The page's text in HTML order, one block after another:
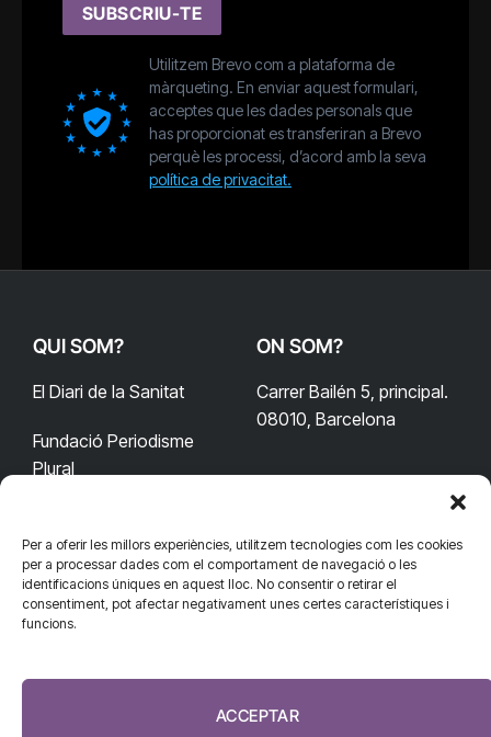
Per a oferir les millors experiències, utilitzem tecnologies com les cookies
per a processar dades com el comportament de navegació o les
identificacions úniques en aquest lloc. No consentir o retirar el
consentiment, pot afectar negativament unes certes característiques i
funcions.
ACCEPTAR
SUBSCRIU-TE
Utilitzem Brevo com a plataforma de
màrqueting. En enviar aquest formulari,
acceptes que les dades personals que
has proporcionat es transferiran a Brevo
perquè les processi, d’acord amb la seva
política de privacitat.
QUI SOM?
El Diari de la Sanitat
Fundació Periodisme
Plural
ON SOM?
Carrer Bailén 5, principal.
08010, Barcelona
CONTACTA'NS
redaccio@diarisanitat.cat
932 311 247
CONNECTA